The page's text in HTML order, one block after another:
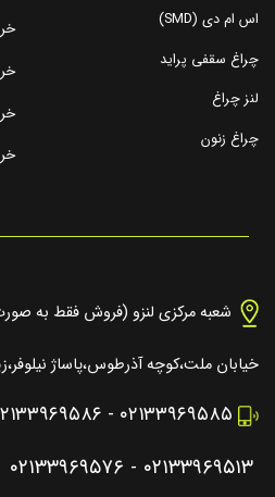
اس ام دی (SMD)
چراغ سقفی پراید
لنز چراغ
چراغ زنون
شعبه مرکزی لنزو (فروش فقط به
خیابان ملت،کوچه آذرطوس،پاساژ
۰۲۱۳۳۹۶۹۵۸۵ -
۰۲۱۳۳۹۶۹۵۱۳ - ۰۲۱۳۳۹۶۹۵۷۶